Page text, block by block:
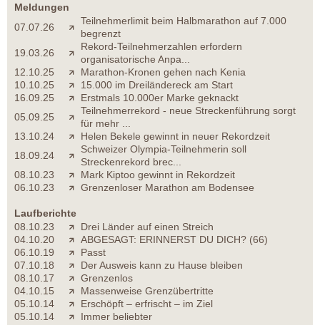
Meldungen
07.07.26
Teilnehmerlimit beim Halbmarathon auf 7.000
begrenzt
19.03.26
Rekord-Teilnehmerzahlen erfordern
organisatorische Anpa...
12.10.25
Marathon-Kronen gehen nach Kenia
10.10.25
15.000 im Dreiländereck am Start
16.09.25
Erstmals 10.000er Marke geknackt
05.09.25
Teilnehmerrekord - neue Streckenführung sorgt
für mehr ...
13.10.24
Helen Bekele gewinnt in neuer Rekordzeit
18.09.24
Schweizer Olympia-Teilnehmerin soll
Streckenrekord brec...
08.10.23
Mark Kiptoo gewinnt in Rekordzeit
06.10.23
Grenzenloser Marathon am Bodensee
Laufberichte
08.10.23
Drei Länder auf einen Streich
04.10.20
ABGESAGT: ERINNERST DU DICH? (66)
06.10.19
Passt
07.10.18
Der Ausweis kann zu Hause bleiben
08.10.17
Grenzenlos
04.10.15
Massenweise Grenzübertritte
05.10.14
Erschöpft – erfrischt – im Ziel
05.10.14
Immer beliebter